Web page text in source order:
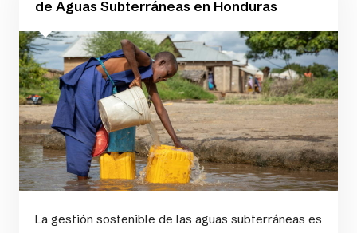
de Aguas Subterráneas en Honduras
La gestión sostenible de las aguas subterráneas es